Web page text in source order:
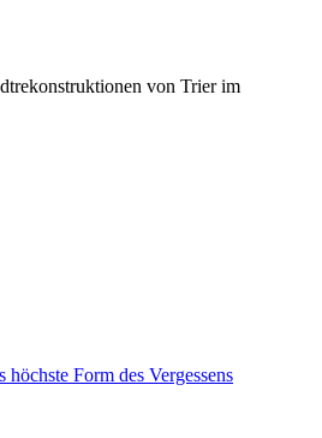
von Trier im
Form des Vergessens